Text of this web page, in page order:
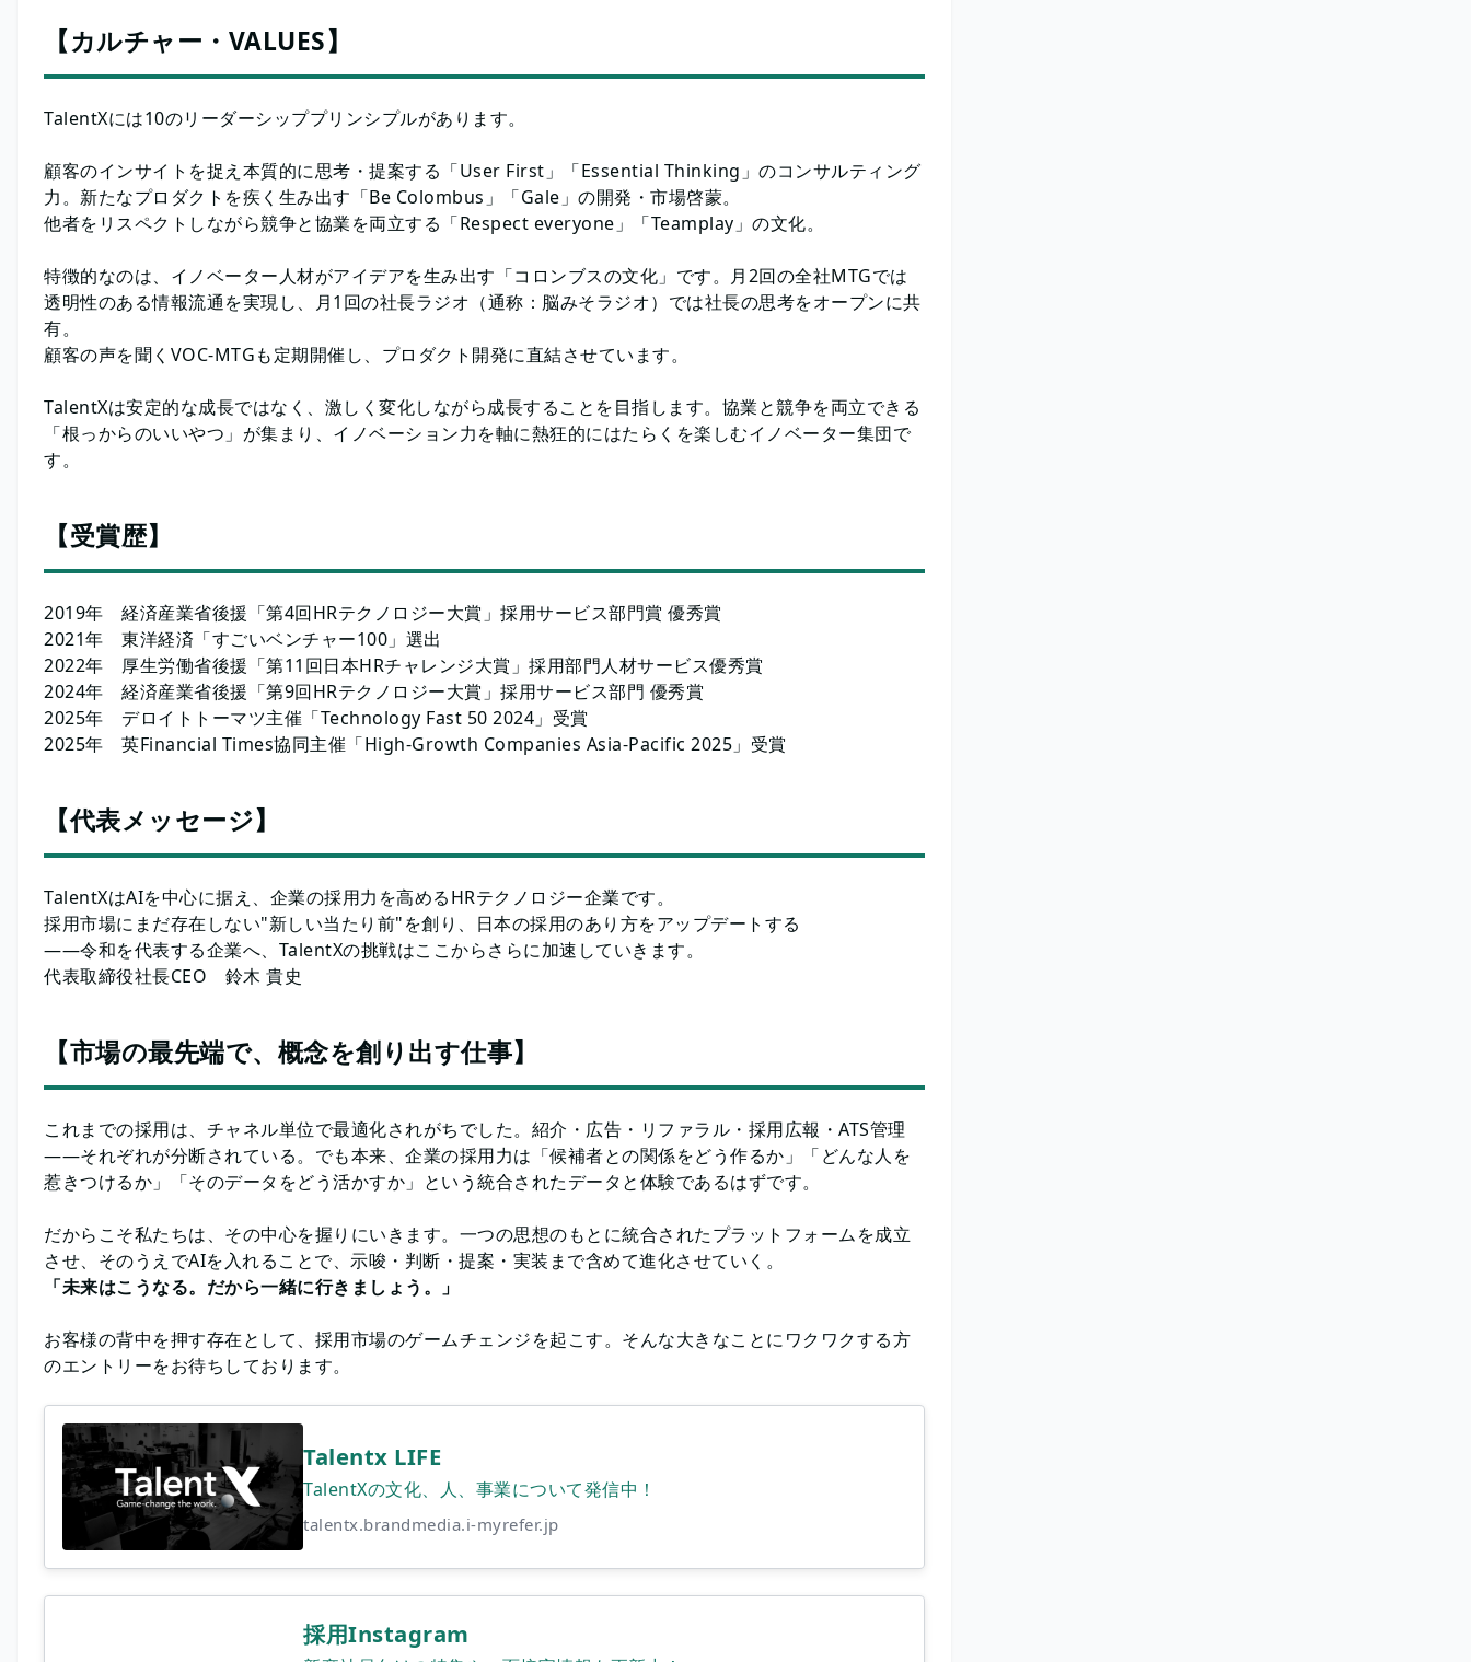
【カルチャー・VALUES】
TalentXには10のリーダーシッププリンシプルがあります。
顧客のインサイトを捉え本質的に思考・提案する「User First」「Essential Thinking」のコンサルティング
力。新たなプロダクトを疾く生み出す「Be Colombus」「Gale」の開発・市場啓蒙。
他者をリスペクトしながら競争と協業を両立する「Respect everyone」「Teamplay」の文化。
特徴的なのは、イノベーター人材がアイデアを生み出す「コロンブスの文化」です。月2回の全社MTGでは
透明性のある情報流通を実現し、月1回の社長ラジオ（通称：脳みそラジオ）では社長の思考をオープンに共
有。
顧客の声を聞くVOC-MTGも定期開催し、プロダクト開発に直結させています。
TalentXは安定的な成長ではなく、激しく変化しながら成長することを目指します。協業と競争を両立できる
「根っからのいいやつ」が集まり、イノベーション力を軸に熱狂的にはたらくを楽しむイノベーター集団で
す。
【受賞歴】
2019年 経済産業省後援「第4回HRテクノロジー大賞」採用サービス部門賞 優秀賞
2021年 東洋経済「すごいベンチャー100」選出
2022年 厚生労働省後援「第11回日本HRチャレンジ大賞」採用部門人材サービス優秀賞
2024年 経済産業省後援「第9回HRテクノロジー大賞」採用サービス部門 優秀賞
2025年 デロイトトーマツ主催「Technology Fast 50 2024」受賞
2025年 英Financial Times協同主催「High-Growth Companies Asia-Pacific 2025」受賞
【代表メッセージ】
TalentXはAIを中心に据え、企業の採用力を高めるHRテクノロジー企業です。
採用市場にまだ存在しない"新しい当たり前"を創り、日本の採用のあり方をアップデートする
——令和を代表する企業へ、TalentXの挑戦はここからさらに加速していきます。
代表取締役社長CEO 鈴木 貴史
【市場の最先端で、概念を創り出す仕事】
これまでの採用は、チャネル単位で最適化されがちでした。紹介・広告・リファラル・採用広報・ATS管理
——それぞれが分断されている。でも本来、企業の採用力は「候補者との関係をどう作るか」「どんな人を
惹きつけるか」「そのデータをどう活かすか」という統合されたデータと体験であるはずです。
だからこそ私たちは、その中心を握りにいきます。一つの思想のもとに統合されたプラットフォームを成立
させ、そのうえでAIを入れることで、示唆・判断・提案・実装まで含めて進化させていく。
「未来はこうなる。だから一緒に行きましょう。」
お客様の背中を押す存在として、採用市場のゲームチェンジを起こす。そんな大きなことにワクワクする方
のエントリーをお待ちしております。
Talentx LIFE
TalentXの文化、人、事業について発信中！
talentx.brandmedia.i-myrefer.jp
採用Instagram